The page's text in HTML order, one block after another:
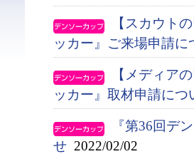
【スカウト
ッカー』ご来場申請に
【メディア
ッカー』取材申請につ
『第36回デ
せ 2022/02/02